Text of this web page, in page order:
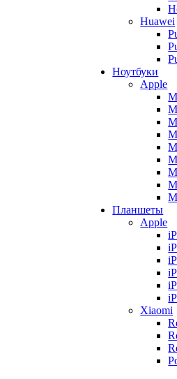
Huawei
Ноутбуки
Apple
Планшеты
Apple
Xiaomi